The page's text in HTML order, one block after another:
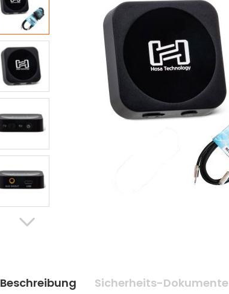
Beschreibung Sicherheits-Dokumente